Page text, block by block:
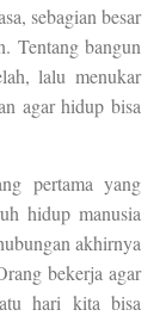
sebagian besar
Tentang bangun
lalu menukar
agar hidup bisa
pertama yang
hidup manusia
akhirnya
bekerja agar
hari kita bisa